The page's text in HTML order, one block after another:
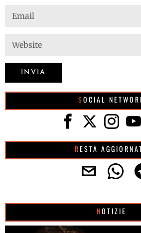
SOCIAL
RESTA
NOTIZIE